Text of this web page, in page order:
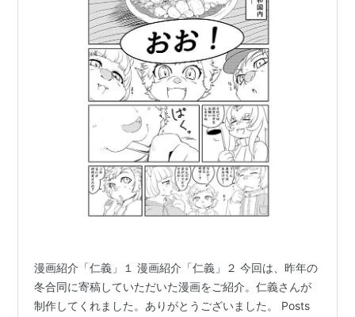
漫画紹介「仁義」１ 漫画紹介「仁義」２ 今回は、昨年の
冬合同に寄稿していただいた漫画をご紹介。仁義さんが
制作してくれました。ありがとうございました。 Posts